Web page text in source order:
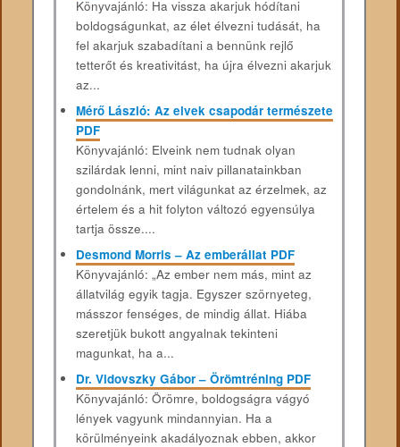
Könyvajánló: Ha vissza akarjuk hódítani
boldogságunkat, az élet élvezni tudását, ha
fel akarjuk szabadítani a bennünk rejlő
tetterőt és kreativitást, ha újra élvezni akarjuk
az...
Mérő László: Az elvek csapodár természete
PDF
Könyvajánló: Elveink nem tudnak olyan
szilárdak lenni, mint naiv pillanatainkban
gondolnánk, mert világunkat az érzelmek, az
értelem és a hit folyton változó egyensúlya
tartja össze....
Desmond Morris – Az emberállat PDF
Könyvajánló: „Az ember nem más, mint az
állatvilág egyik tagja. Egyszer szörnyeteg,
másszor fenséges, de mindig állat. Hiába
szeretjük bukott angyalnak tekinteni
magunkat, ha a...
Dr. Vidovszky Gábor – Örömtréning PDF
Könyvajánló: Örömre, boldogságra vágyó
lények vagyunk mindannyian. Ha a
körülményeink akadályoznak ebben, akkor